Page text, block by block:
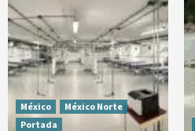
México
México Norte
Portada